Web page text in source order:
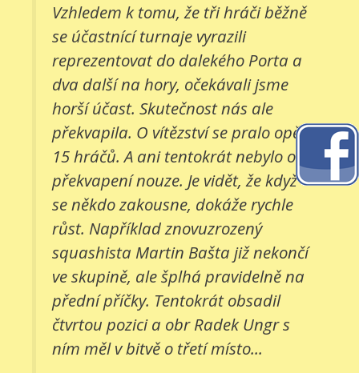
Vzhledem k tomu, že tři hráči běžně
se účastnící turnaje vyrazili
reprezentovat do dalekého Porta a
dva další na hory, očekávali jsme
horší účast. Skutečnost nás ale
překvapila. O vítězství se pralo opět
15 hráčů. A ani tentokrát nebylo o
překvapení nouze. Je vidět, že když
se někdo zakousne, dokáže rychle
růst. Například znovuzrozený
squashista Martin Bašta již nekončí
ve skupině, ale šplhá pravidelně na
přední příčky. Tentokrát obsadil
čtvrtou pozici a obr Radek Ungr s
ním měl v bitvě o třetí místo...